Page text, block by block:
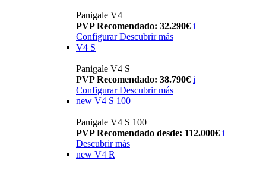
Panigale V4
PVP Recomendado: 32.290€ i
Configurar Descubrir más
V4 S
Panigale V4 S
PVP Recomendado: 38.790€ i
Configurar Descubrir más
new V4 S 100
Panigale V4 S 100
PVP Recomendado desde: 112.000€ i
Descubrir más
new V4 R